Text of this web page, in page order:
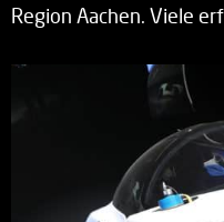
Region Aachen. Viele